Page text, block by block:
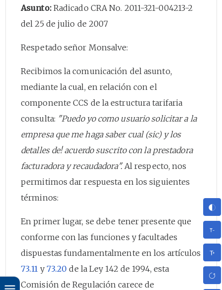
Asunto:Radicado CRA No. 2011-321-004213-2
del 25 de julio de 2007
Respetado señor Monsalve:
Recibimos la comunicación del asunto,
mediante la cual, en relación con el
componente CCS de la estructura tarifaria
consulta: "Puedo yo como usuario solicitar a la
empresa que me haga saber cual (sic) y los
detalles de! acuerdo suscrito con la prestadora
facturadora y recaudadora".Al respecto, nos
permitimos dar respuesta en los siguientes
términos:
En primer lugar, se debe tener presente que
conforme con las funciones y facultades
dispuestas fundamentalmente en los artículos
73.11 y 73.20 de la Ley 142 de 1994, esta
Comisión de Regulación carece de